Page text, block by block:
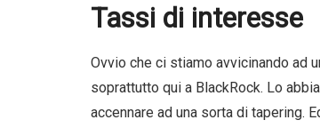
Tassi di interesse
Ovvio che ci stiamo avvicinando ad
soprattutto qui a BlackRock. Lo
accennare ad una sorta di tapering.